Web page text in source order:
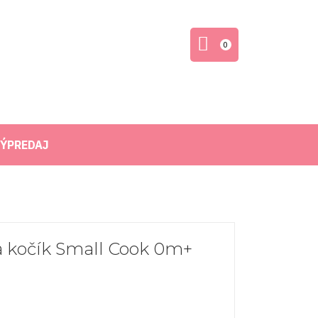
0
kočík Small Cook 0m+